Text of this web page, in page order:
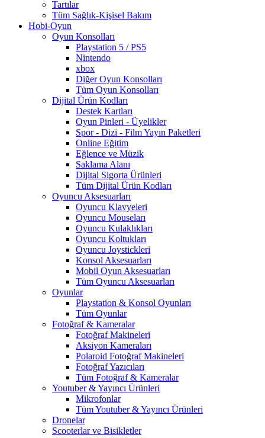
Tartılar
Tüm Sağlık-Kişisel Bakım
Hobi-Oyun
Oyun Konsolları
Playstation 5 / PS5
Nintendo
xbox
Diğer Oyun Konsolları
Tüm Oyun Konsolları
Dijital Ürün Kodları
Destek Kartları
Oyun Pinleri - Üyelikler
Spor - Dizi - Film Yayın Paketleri
Online Eğitim
Eğlence ve Müzik
Saklama Alanı
Dijital Sigorta Ürünleri
Tüm Dijital Ürün Kodları
Oyuncu Aksesuarları
Oyuncu Klavyeleri
Oyuncu Mouseları
Oyuncu Kulaklıkları
Oyuncu Koltukları
Oyuncu Joystickleri
Konsol Aksesuarları
Mobil Oyun Aksesuarları
Tüm Oyuncu Aksesuarları
Oyunlar
Playstation & Konsol Oyunları
Tüm Oyunlar
Fotoğraf & Kameralar
Fotoğraf Makineleri
Aksiyon Kameraları
Polaroid Fotoğraf Makineleri
Fotoğraf Yazıcıları
Tüm Fotoğraf & Kameralar
Youtuber & Yayıncı Ürünleri
Mikrofonlar
Tüm Youtuber & Yayıncı Ürünleri
Dronelar
Scooterlar ve Bisikletler